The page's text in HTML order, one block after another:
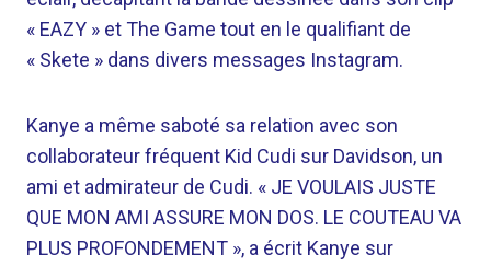
« EAZY » et The Game tout en le qualifiant de
« Skete » dans divers messages Instagram.
Kanye a même saboté sa relation avec son
collaborateur fréquent Kid Cudi sur Davidson, un
ami et admirateur de Cudi. « JE VOULAIS JUSTE
QUE MON AMI ASSURE MON DOS. LE COUTEAU VA
PLUS PROFONDEMENT », a écrit Kanye sur